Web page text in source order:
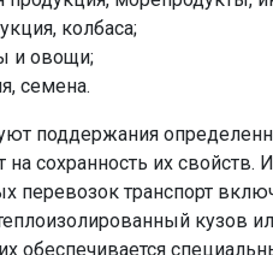
колбаса;
и овощи;
семена.
поддержания
на сохранность их
перевозок транспорт
кузов
обеспечивается